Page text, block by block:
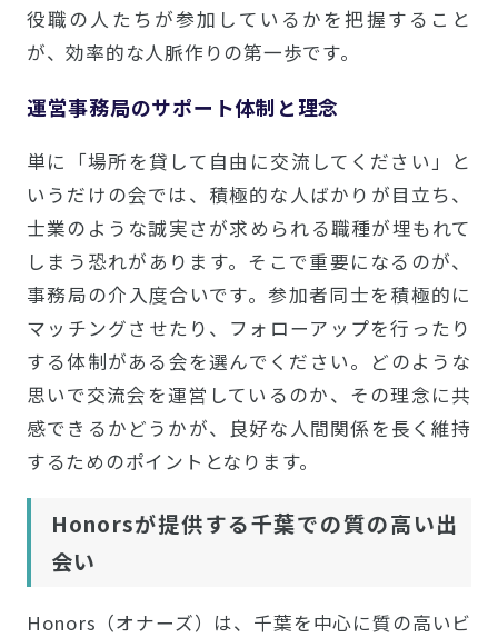
役職の人たちが参加しているかを把握すること
が、効率的な人脈作りの第一歩です。
運営事務局のサポート体制と理念
単に「場所を貸して自由に交流してください」と
いうだけの会では、積極的な人ばかりが目立ち、
士業のような誠実さが求められる職種が埋もれて
しまう恐れがあります。そこで重要になるのが、
事務局の介入度合いです。参加者同士を積極的に
マッチングさせたり、フォローアップを行ったり
する体制がある会を選んでください。どのような
思いで交流会を運営しているのか、その理念に共
感できるかどうかが、良好な人間関係を長く維持
するためのポイントとなります。
Honorsが提供する千葉での質の高い出
会い
Honors（オナーズ）は、千葉を中心に質の高いビ